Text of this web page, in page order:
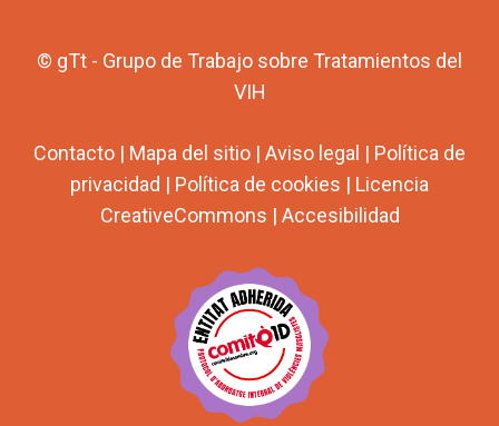
© gTt - Grupo de Trabajo sobre Tratamientos del
VIH
Contacto | Mapa del sitio | Aviso legal | Política de
privacidad | Política de cookies | Licencia
CreativeCommons | Accesibilidad